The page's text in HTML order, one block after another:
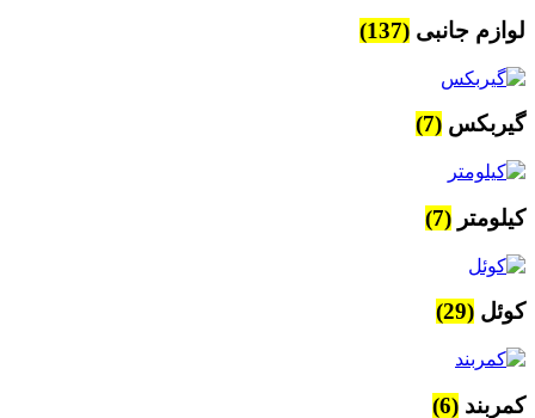
لوازم جانبی (137)
گیربکس (7)
کیلومتر (7)
کوئل (29)
کمربند (6)